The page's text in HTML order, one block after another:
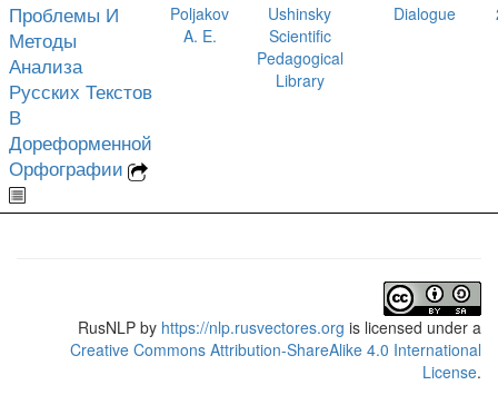
Проблемы И
Методы
Анализа
Русских Текстов
В
Дореформенной
Орфографии
Poljakov
A. E.
Ushinsky
Scientific
Pedagogical
Library
Dialogue
RusNLP by https://nlp.rusvectores.org is licensed under a
Creative Commons Attribution-ShareAlike 4.0 International
License.